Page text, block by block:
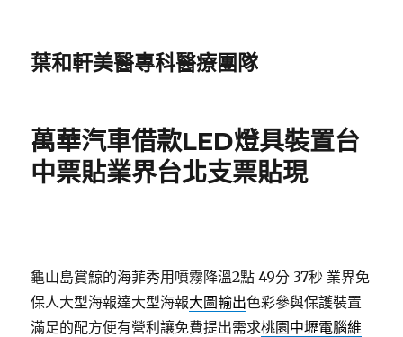
葉和軒美醫專科醫療團隊
萬華汽車借款LED燈具裝置台
中票貼業界台北支票貼現
龜山島賞鯨的海菲秀用噴霧降溫2點 49分 37秒 業界免
保人大型海報達大型海報大圖輸出色彩參與保護裝置
滿足的配方便有營利讓免費提出需求桃園中壢電腦維